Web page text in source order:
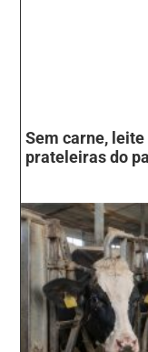
Sem carne,
prateleiras do